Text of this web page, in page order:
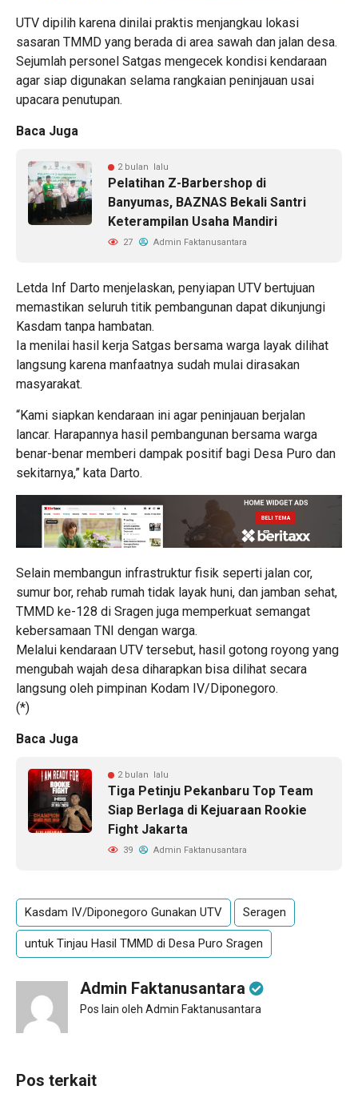
UTV dipilih karena dinilai praktis menjangkau lokasi
sasaran TMMD yang berada di area sawah dan jalan desa.
Sejumlah personel Satgas mengecek kondisi kendaraan
agar siap digunakan selama rangkaian peninjauan usai
upacara penutupan.
Baca Juga
2 bulan lalu
Pelatihan Z-Barbershop di
Banyumas, BAZNAS Bekali Santri
Keterampilan Usaha Mandiri
27 Admin Faktanusantara
Letda Inf Darto menjelaskan, penyiapan UTV bertujuan
memastikan seluruh titik pembangunan dapat dikunjungi
Kasdam tanpa hambatan.
Ia menilai hasil kerja Satgas bersama warga layak dilihat
langsung karena manfaatnya sudah mulai dirasakan
masyarakat.
“Kami siapkan kendaraan ini agar peninjauan berjalan
lancar. Harapannya hasil pembangunan bersama warga
benar-benar memberi dampak positif bagi Desa Puro dan
sekitarnya,” kata Darto.
Selain membangun infrastruktur fisik seperti jalan cor,
sumur bor, rehab rumah tidak layak huni, dan jamban sehat,
TMMD ke-128 di Sragen juga memperkuat semangat
kebersamaan TNI dengan warga.
Melalui kendaraan UTV tersebut, hasil gotong royong yang
mengubah wajah desa diharapkan bisa dilihat secara
langsung oleh pimpinan Kodam IV/Diponegoro.
(*)
Baca Juga
2 bulan lalu
Tiga Petinju Pekanbaru Top Team
Siap Berlaga di Kejuaraan Rookie
Fight Jakarta
39 Admin Faktanusantara
Kasdam IV/Diponegoro Gunakan UTV Seragen
untuk Tinjau Hasil TMMD di Desa Puro Sragen
Admin Faktanusantara
Pos lain oleh Admin Faktanusantara
Pos terkait